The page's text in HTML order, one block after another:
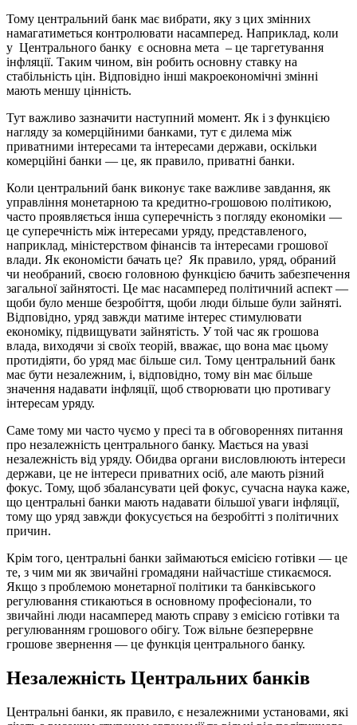
Тому центральний банк має вибрати, яку з цих змінних
намагатиметься контролювати насамперед. Наприклад, коли
у Центрального банку є основна мета – це таргетування
інфляції. Таким чином, він робить основну ставку на
стабільність цін. Відповідно інші макроекономічні змінні
мають меншу цінність.
Тут важливо зазначити наступний момент. Як і з функцією
нагляду за комерційними банками, тут є дилема між
приватними інтересами та інтересами держави, оскільки
комерційні банки — це, як правило, приватні банки.
Коли центральний банк виконує таке важливе завдання, як
управління монетарною та кредитно-грошовою політикою,
часто проявляється інша суперечність з погляду економіки —
це суперечність між інтересами уряду, представленого,
наприклад, міністерством фінансів та інтересами грошової
влади. Як економісти бачать це? Як правило, уряд, обраний
чи необраний, своєю головною функцією бачить забезпечення
загальної зайнятості. Це має насамперед політичний аспект —
щоби було менше безробіття, щоби люди більше були зайняті.
Відповідно, уряд завжди матиме інтерес стимулювати
економіку, підвищувати зайнятість. У той час як грошова
влада, виходячи зі своїх теорій, вважає, що вона має цьому
протидіяти, бо уряд має більше сил. Тому центральний банк
має бути незалежним, і, відповідно, тому він має більше
значення надавати інфляції, щоб створювати цю противагу
інтересам уряду.
Саме тому ми часто чуємо у пресі та в обговореннях питання
про незалежність центрального банку. Мається на увазі
незалежність від уряду. Обидва органи висловлюють інтереси
держави, це не інтереси приватних осіб, але мають різний
фокус. Тому, щоб збалансувати цей фокус, сучасна наука каже,
що центральні банки мають надавати більшої уваги інфляції,
тому що уряд завжди фокусується на безробітті з політичних
причин.
Крім того, центральні банки займаються емісією готівки — це
те, з чим ми як звичайні громадяни найчастіше стикаємося.
Якщо з проблемою монетарної політики та банківського
регулювання стикаються в основному професіонали, то
звичайні люди насамперед мають справу з емісією готівки та
регулюванням грошового обігу. Тож вільне безперервне
грошове звернення — це функція центрального банку.
Незалежність Центральних банків
Центральні банки, як правило, є незалежними установами, які